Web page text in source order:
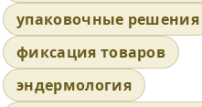
упаковочные решения
фиксация товаров
эндермология